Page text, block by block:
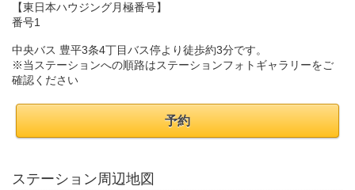
【東日本ハウジング月極番号】
番号1
中央バス 豊平3条4丁目バス停より徒歩約3分です。
※当ステーションへの順路はステーションフォトギャラリーをご
確認ください
予約
ステーション周辺地図